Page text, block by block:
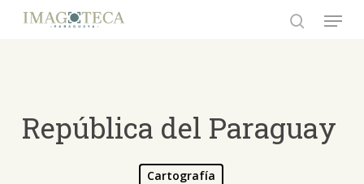
Menu
República del Paraguay
Cartografía